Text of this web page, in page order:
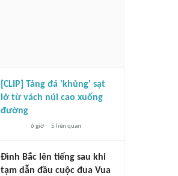
[CLIP] Tảng đá 'khủng' sạt
lở từ vách núi cao xuống
đường
6 giờ 5 liên quan
Đình Bắc lên tiếng sau khi
tạm dẫn đầu cuộc đua Vua